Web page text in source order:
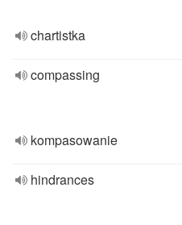
chartistka
compassing
kompasowanie
hindrances